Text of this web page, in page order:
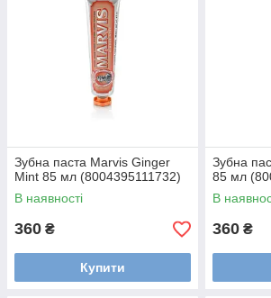
Зубна паста Marvis Ginger
Mint 85 мл (8004395111732)
В наявності
360 ₴
Купити
Зубна
85 мл
В
360 ₴